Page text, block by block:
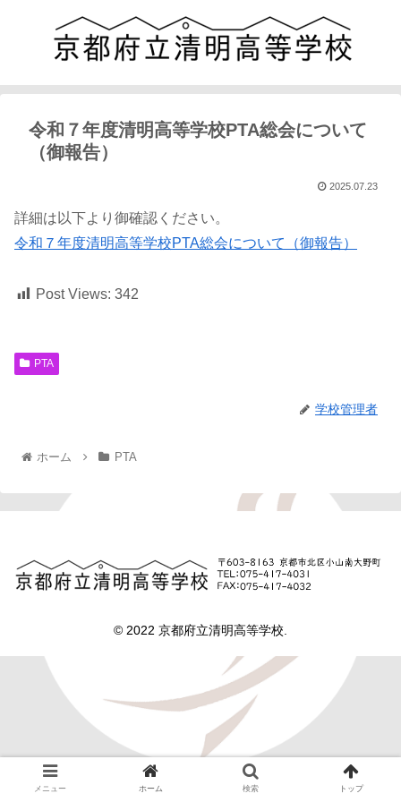
令和７年度清明高等学校PTA総会について
（御報告）
2025.07.23
詳細は以下より御確認ください。
令和７年度清明高等学校PTA総会について（御報告）
Post Views: 342
PTA
学校管理者
ホーム PTA
© 2022 京都府立清明高等学校.
メニュー ホーム 検索 トップ